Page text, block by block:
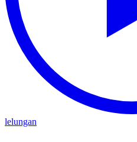
lelungan